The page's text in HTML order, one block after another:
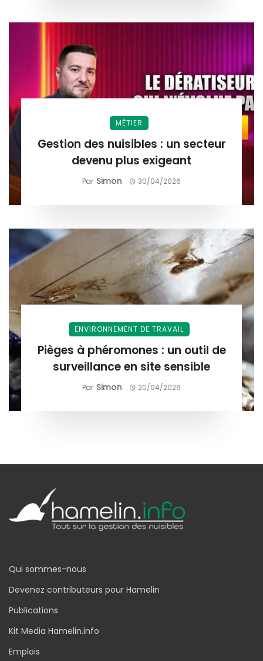
MÉTIER
Gestion des nuisibles : un secteur
devenu plus exigeant
Par Simon 30/04/2026
ENVIRONNEMENT DE TRAVAIL
Pièges à phéromones : un outil de
surveillance en site sensible
Par Simon 20/04/2026
Qui sommes-nous
Devenez contributeurs pour Hamelin
Publications
Kit Media Hamelin.info
Emplois